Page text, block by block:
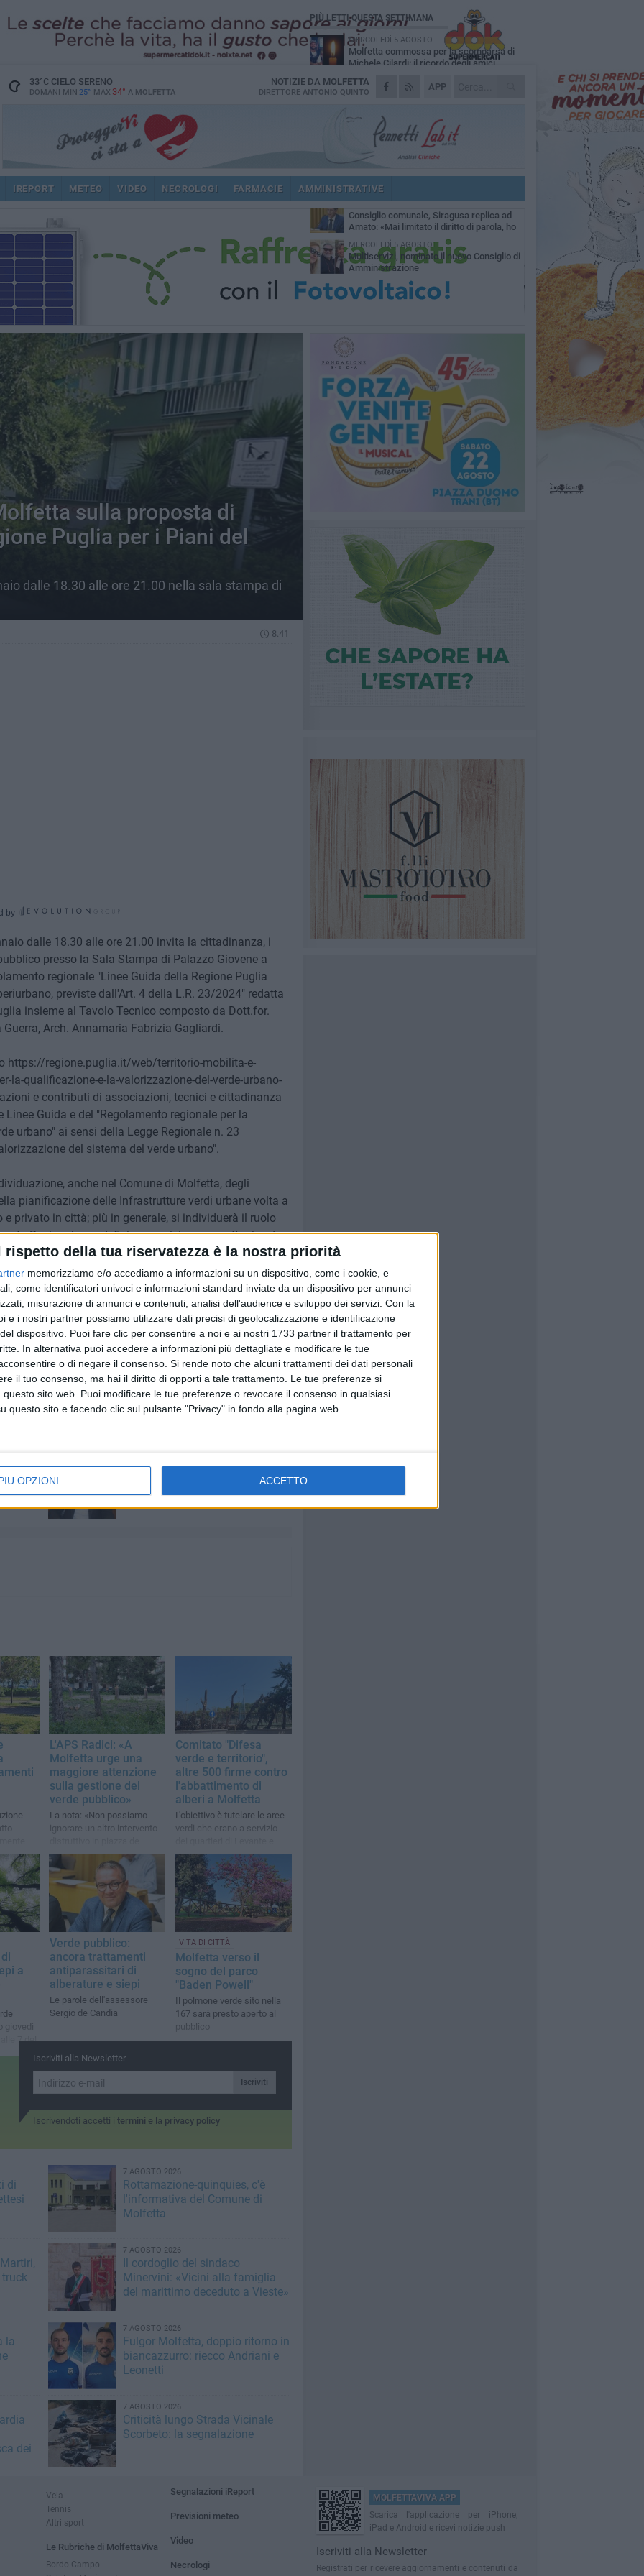
rispetto della tua riservatezza è la nostra priorità
memorizziamo e/o accediamo a informazioni su un dispositivo, come i cookie, e
come identificatori univoci e informazioni standard inviate da un dispositivo per annunci
misurazione di annunci e contenuti, analisi dell'audience e sviluppo dei servizi. Con la
e i nostri partner possiamo utilizzare dati precisi di geolocalizzazione e identificazione
dispositivo. Puoi fare clic per consentire a noi e ai nostri 1733 partner il trattamento per
In alternativa puoi accedere a informazioni più dettagliate e modificare le tue
o di negare il consenso. Si rende noto che alcuni trattamenti dei dati personali
il tuo consenso, ma hai il diritto di opporti a tale trattamento. Le tue preferenze si
sito web. Puoi modificare le tue preferenze o revocare il consenso in qualsiasi
questo sito e facendo clic sul pulsante "Privacy" in fondo alla pagina web.
OPZIONI ACCETTO
33°CCIELO SERENO
DOMANI MIN 25° MAX 34° A MOLFETTA
APP
NOTIZIE DA MOLFETTA
DIRETTORE ANTONIO QUINTO
IREPORT METEO VIDEO NECROLOGI FARMACIE AMMINISTRATIVE
sulla proposta di
Puglia per i Piani del
dalle 18.30 alle ore 21.00 nella sala stampa di
8.41
by
dalle 18.30 alle ore 21.00 invita la cittadinanza, i
presso la Sala Stampa di Palazzo Giovene a
regionale "Linee Guida della Regione Puglia
previste dall'Art. 4 della L.R. 23/2024" redatta
insieme al Tavolo Tecnico composto da Dott.for.
Arch. Annamaria Fabrizia Gagliardi.
https://regione.puglia.it/web/territorio-mobilita-e-
la-qualificazione-e-la-valorizzazione-del-verde-urbano-
e contributi di associazioni, tecnici e cittadinanza
Guida e del "Regolamento regionale per la
urbano" ai sensi della Legge Regionale n. 23
del sistema del verde urbano".
anche nel Comune di Molfetta, degli
pianificazione delle Infrastrutture verdi urbane volta a
privato in città; più in generale, si individuerà il ruolo
Regionale per definire una visione progettuale ed
processi di rigenerazione urbana e di pianificazione.
di RADICIdr.agr. Cosimo R. Sallustio, la
dall'ing. Claudia Piscitelli, funzionaria della Regione
e Qualità Urbana, Sezione Urbanistica, e dall'arch.
e socia fondatrice dell'associazione RADICI.
i contenuti e gli obiettivi delle Linee Guida, nonché il
di analisi, studio, pianificazione e gestione del
le
MTM Molfetta, Cosimo Damiano
amministratore unico
L'APS Radici: «A
Molfetta urge una
maggiore attenzione
sulla gestione del
verde pubblico»
La nota: «Non possiamo
ignorare un altro intervento
Gasperi»
Comitato "Difesa
verde e territorio",
altre 500 firme contro
l'abbattimento di
alberi a Molfetta
L'obiettivo è tutelare le aree
verdi che erano a servizio
della zona 167
a
giovedì
7 del
Verde pubblico:
ancora trattamenti
antiparassitari di
alberature e siepi
Le parole dell'assessore
Sergio de Candia
VITA DI CITTÀ
Molfetta verso il
sogno del parco
"Baden Powell"
Il polmone verde sito nella
167 sarà presto aperto al
pubblico
Iscriviti alla Newsletter
Iscriviti
Iscrivendoti accetti i termini e la privacy policy
di
7 AGOSTO 2026
Rottamazione-quinquies, c'è
l'informativa del Comune di
Molfetta
7 AGOSTO 2026
Il cordoglio del sindaco
Minervini: «Vicini alla famiglia
del marittimo deceduto a Vieste»
la
7 AGOSTO 2026
Fulgor Molfetta, doppio ritorno in
biancazzurro: riecco Andriani e
Leonetti
dei
7 AGOSTO 2026
Criticità lungo Strada Vicinale
Scorbeto: la segnalazione
PIÙ LETTI QUESTA SETTIMANA
MERCOLEDÌ 5 AGOSTO
Molfetta commossa per la scomparsa di
Michele Cilardi: il ricordo degli amici
GIOVEDÌ 6 AGOSTO
Marittimo molfettese muore a bordo di un
SABATO 1 AGOSTO
La MTM Molfetta cerca autisti e
accompagnatori per gli scuolabus:
pubblicato il bando
GIOVEDÌ 6 AGOSTO
Molfetta piange Marta Maria Pisani, ultima
maestra della sartoria molfettese
SABATO 1 AGOSTO
Consiglio comunale, Siragusa replica ad
Amato: «Mai limitato il diritto di parola, ho
fatto rispettare il regolamento»
MERCOLEDÌ 5 AGOSTO
Multiservizi, nominato il nuovo Consiglio di
Amministrazione
Vela
Tennis
Altri sport
Le Rubriche di MolfettaViva
Bordo Campo
Segnalazioni iReport
Previsioni meteo
Video
Necrologi
MOLFETTAVIVA APP
Scarica l'applicazione per iPhone,
iPad e Android e ricevi notizie push
Iscriviti alla Newsletter
Registrati per ricevere aggiornamenti e contenuti da